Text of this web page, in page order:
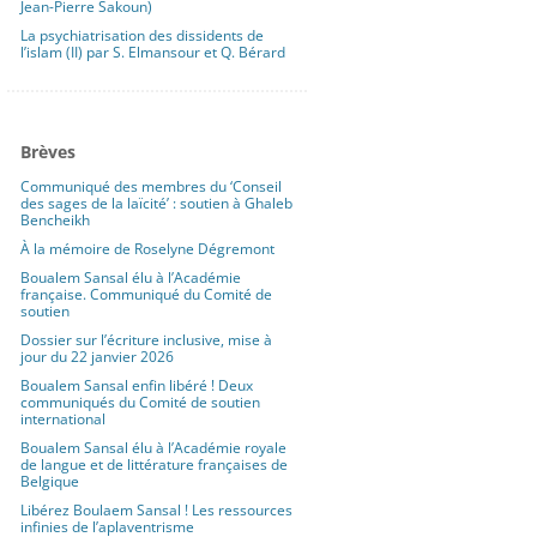
Jean-Pierre Sakoun)
La psychiatrisation des dissidents de
l’islam (II) par S. Elmansour et Q. Bérard
Brèves
Communiqué des membres du ‘Conseil
des sages de la laïcité’ : soutien à Ghaleb
Bencheikh
À la mémoire de Roselyne Dégremont
Boualem Sansal élu à l’Académie
française. Communiqué du Comité de
soutien
Dossier sur l’écriture inclusive, mise à
jour du 22 janvier 2026
Boualem Sansal enfin libéré ! Deux
communiqués du Comité de soutien
international
Boualem Sansal élu à l’Académie royale
de langue et de littérature françaises de
Belgique
Libérez Boulaem Sansal ! Les ressources
infinies de l’aplaventrisme